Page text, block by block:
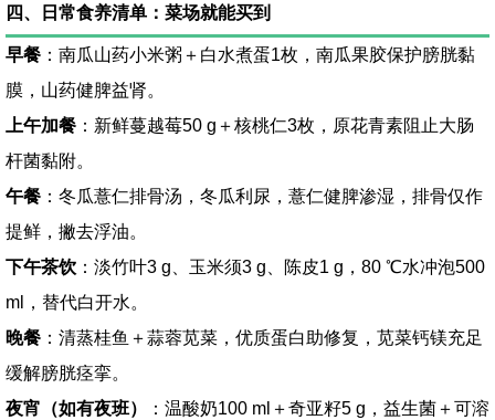
四、日常食养清单：菜场就能买到
早餐 ：南瓜山药小米粥＋白水煮蛋1枚，南瓜果胶保护膀胱黏
膜，山药健脾益肾。
上午加餐 ：新鲜蔓越莓50 g＋核桃仁3枚，原花青素阻止大肠
杆菌黏附。
午餐 ：冬瓜薏仁排骨汤，冬瓜利尿，薏仁健脾渗湿，排骨仅作
提鲜，撇去浮油。
下午茶饮 ：淡竹叶3 g、玉米须3 g、陈皮1 g，80 ℃水冲泡500
ml，替代白开水。
晚餐 ：清蒸桂鱼＋蒜蓉苋菜，优质蛋白助修复，苋菜钙镁充足
缓解膀胱痉挛。
夜宵（如有夜班）
：温酸奶100 ml＋奇亚籽5 g，益生菌＋可溶